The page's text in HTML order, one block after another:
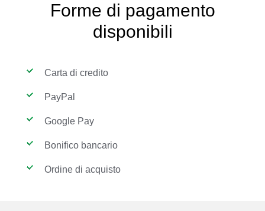
Forme di pagamento
disponibili
Carta di credito
PayPal
Google Pay
Bonifico bancario
Ordine di acquisto